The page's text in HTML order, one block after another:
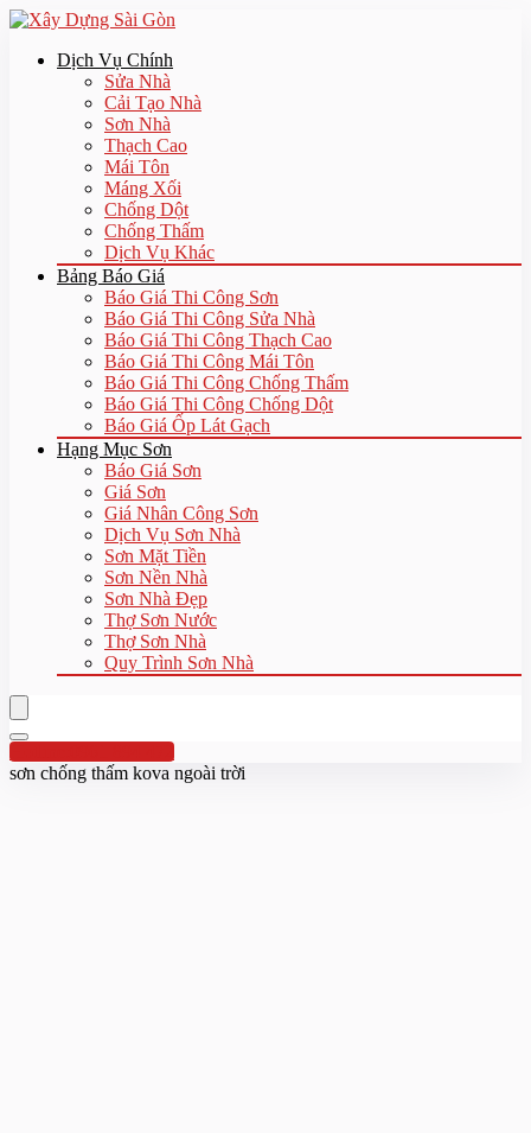
Dịch Vụ Chính
Sửa Nhà
Cải Tạo Nhà
Sơn Nhà
Thạch Cao
Mái Tôn
Máng Xối
Chống Dột
Chống Thấm
Dịch Vụ Khác
Bảng Báo Giá
Báo Giá Thi Công Sơn
Báo Giá Thi Công Sửa Nhà
Báo Giá Thi Công Thạch Cao
Báo Giá Thi Công Mái Tôn
Báo Giá Thi Công Chống Thấm
Báo Giá Thi Công Chống Dột
Báo Giá Ốp Lát Gạch
Hạng Mục Sơn
Báo Giá Sơn
Giá Sơn
Giá Nhân Công Sơn
Dịch Vụ Sơn Nhà
Sơn Mặt Tiền
Sơn Nền Nhà
Sơn Nhà Đẹp
Thợ Sơn Nước
Thợ Sơn Nhà
Quy Trình Sơn Nhà
Hotline:0961 894 472
sơn chống thấm kova ngoài trời